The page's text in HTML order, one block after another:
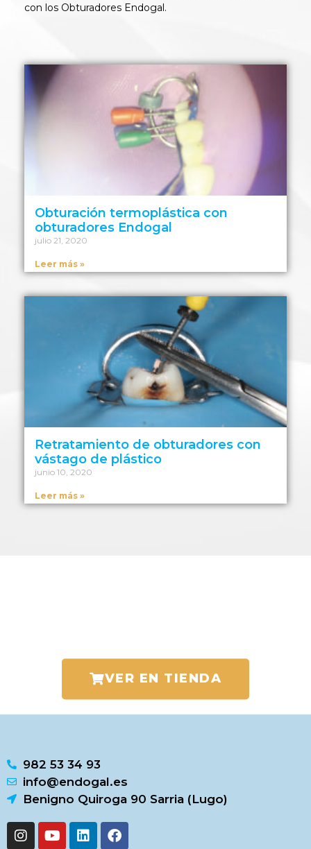
con los Obturadores Endogal.
Obturación termoplástica con
obturadores Endogal
julio 21, 2020
Leer más »
Retratamiento de obturadores con
vástago de plástico
junio 10, 2020
Leer más »
VER EN TIENDA
982 53 34 93
info@endogal.es
Benigno Quiroga 90 Sarria (Lugo)